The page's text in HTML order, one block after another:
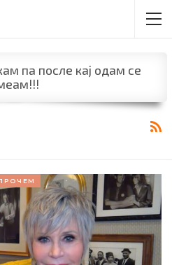
па после кај одам се